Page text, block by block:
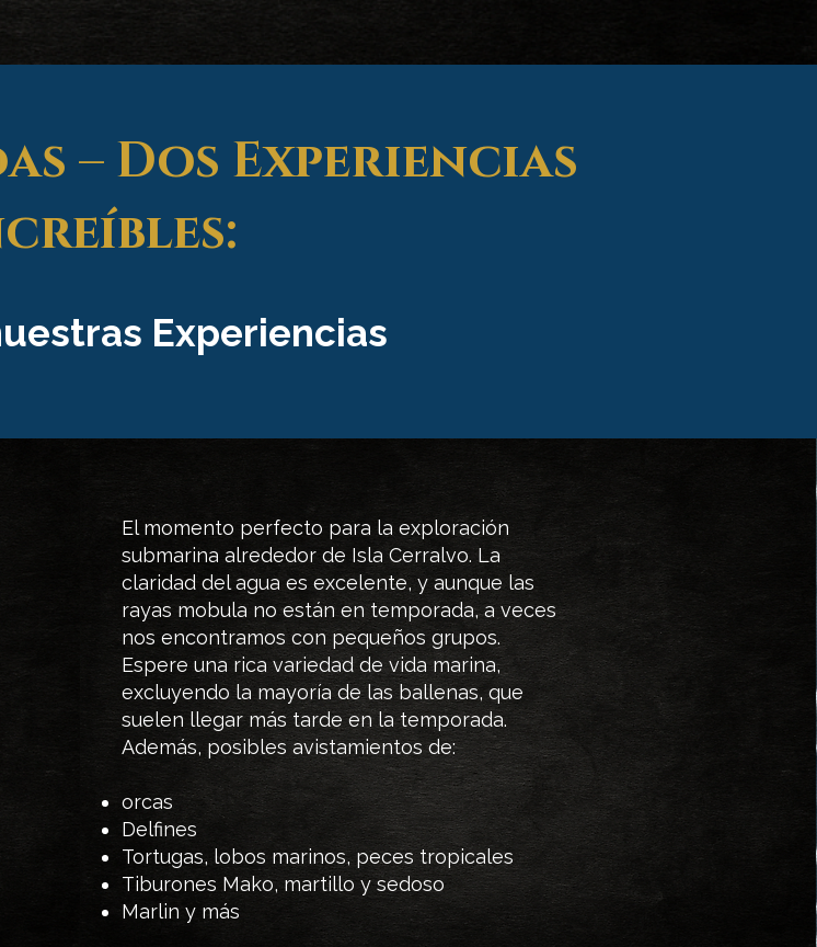
– Dos Experiencias
Experiencias
El momento perfecto para la exploración
submarina alrededor de Isla Cerralvo. La
claridad del agua es excelente, y aunque las
rayas mobula no están en temporada, a veces
nos encontramos con pequeños grupos.
Espere una rica variedad de vida marina,
excluyendo la mayoría de las ballenas, que
suelen llegar más tarde en la temporada.
Además, posibles avistamientos de:
orcas
Delfines
Tortugas, lobos marinos, peces tropicales
Tiburones Mako, martillo y sedoso
Marlin y más